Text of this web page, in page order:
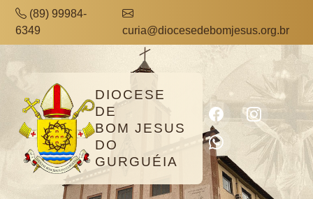
(89) 99984-
6349
curia@diocesedebomjesus.org.br
DIOCESE
DE
BOM JESUS
DO
GURGUÉIA